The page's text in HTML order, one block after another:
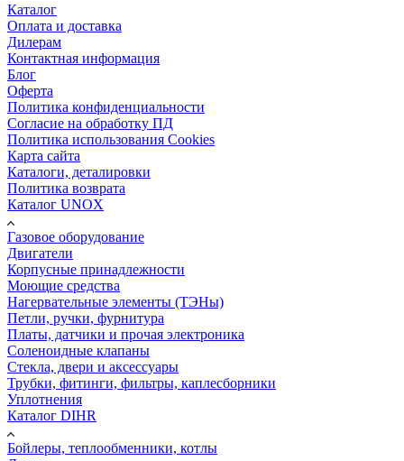
Каталог
Оплата и доставка
Дилерам
Контактная информация
Блог
Оферта
Политика конфиденциальности
Согласие на обработку ПД
Политика использования Cookies
Карта сайта
Каталоги, деталировки
Политика возврата
Каталог UNOX
Газовое оборудование
Двигатели
Корпусные принадлежности
Моющие средства
Нагервательные элементы (ТЭНы)
Петли, ручки, фурнитура
Платы, датчики и прочая электроника
Соленоидные клапаны
Стекла, двери и аксессуары
Трубки, фитинги, фильтры, каплесборники
Уплотнения
Каталог DIHR
Бойлеры, теплообменники, котлы